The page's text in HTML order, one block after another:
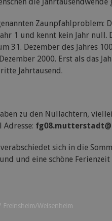
Zaunpfahlproblem:
1 und kennt kein Jahr null.
31. Dezember des Jahres
2000. Erst als das
Jahrtausend.
zu den Nullachtern,
Adresse:
sich in die
und eine schöne Ferienzeit
Weisenheim